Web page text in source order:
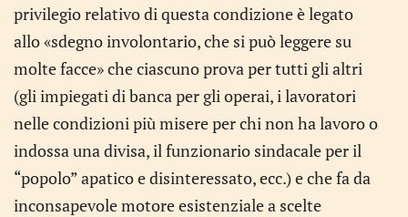
privilegio relativo di questa condizione è legato
allo «sdegno involontario, che si può leggere su
molte facce» che ciascuno prova per tutti gli altri
(gli impiegati di banca per gli operai, i lavoratori
nelle condizioni più misere per chi non ha lavoro o
indossa una divisa, il funzionario sindacale per il
“popolo” apatico e disinteressato, ecc.) e che fa da
inconsapevole motore esistenziale a scelte